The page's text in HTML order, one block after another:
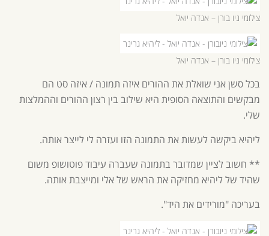
צילומי ניו בורן – אנדה יואל
צילומי ניו בורן – אנדה יואל
בכל סשן אני שואלת את ההורים איזה תמונה / איזה סט הם
מבקשים והתוצאה הסופית היא שילוב בין רצון ההורים וההמלצות
שלי.
ליהיא ביקשה לעשות את התמונה הזו ועזרה לי לייצר אותה.
** חשוב לציין שמדובר בתמונה שעברה עיבוד פוטושופ משום
שהיד של ליהיא מחזיקה את הראש של אלי ומייצבת אותה.
בעריכה "מורידים את היד".